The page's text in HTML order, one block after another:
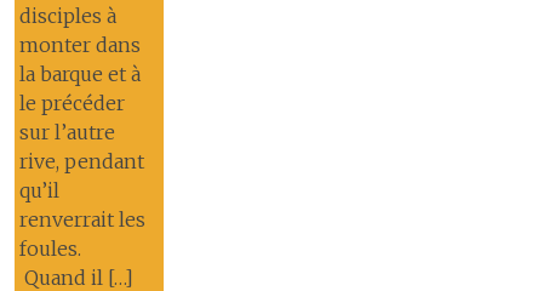
disciples à
monter dans
la barque et à
le précéder
sur l’autre
rive, pendant
qu’il
renverrait les
foules.
Quand il […]